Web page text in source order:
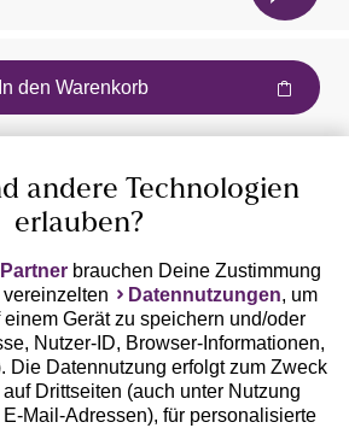
In den Warenkorb
andere Technologien
erlauben?
brauchen Deine Zustimmung
vereinzelten
Datennutzungen, um
einem Gerät zu speichern und/oder
Nutzer-ID, Browser-Informationen,
Die Datennutzung erfolgt zum Zweck
Drittseiten (auch unter Nutzung
Mail-Adressen), für personalisierte